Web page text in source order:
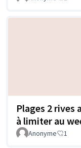
Plages 2 rives
à limiter au
Anonyme 1